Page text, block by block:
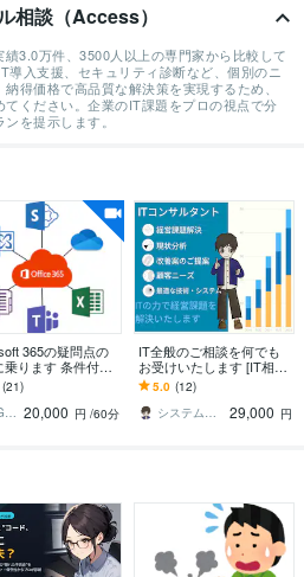
相談（Access）
3.0万件、3500人以上の専門家から比較して
導入支援、セキュリティ診断など、個別のニ
得価格で高品質な解決策を実現するため、
ください。企業のIT課題をプロの視点で分
を提示します。
365の疑問点の
ります 条件付き
やIntuneも対応可
(21)
LIGLOG 20,000 円 /60分
IT全般のご相談を何でも
お受けいたします [IT相
談・コンサル・ITフォロ
ーサービス]
5.0 (12)
システム工房 雨樹（うた）
29,000 円